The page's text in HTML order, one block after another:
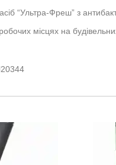
“Ультра-Фреш” з
місцях на